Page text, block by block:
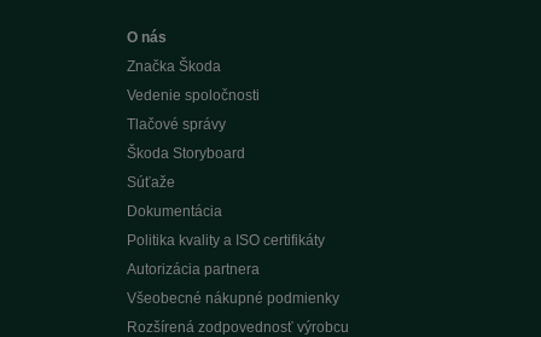
O nás
Značka Škoda
Vedenie spoločnosti
Tlačové správy
Škoda Storyboard
Súťaže
Dokumentácia
Politika kvality a ISO certifikáty
Autorizácia partnera
Všeobecné nákupné podmienky
Rozšírená zodpovednosť výrobcu